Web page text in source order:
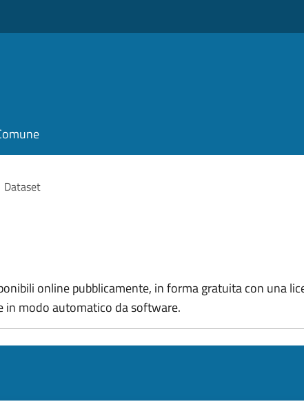
Dataset
online pubblicamente, in forma gratuita con una
in modo automatico da software.